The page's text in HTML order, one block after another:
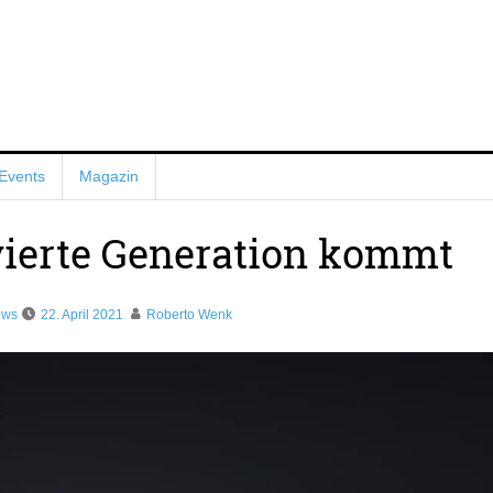
Events Magazin
Generation kommt
22. April 2021 Roberto Wenk